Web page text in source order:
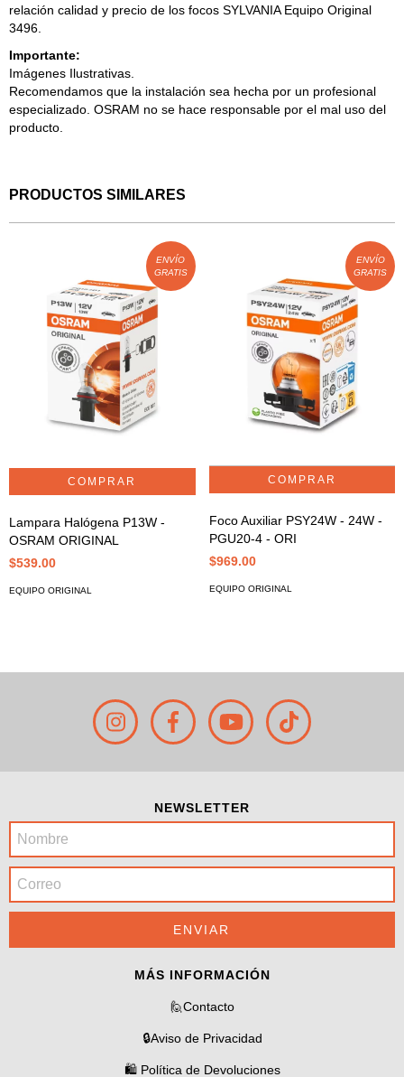
relación calidad y precio de los focos SYLVANIA Equipo Original
3496.
Importante:
Imágenes Ilustrativas.
Recomendamos que la instalación sea hecha por un profesional
especializado. OSRAM no se hace responsable por el mal uso del
producto.
PRODUCTOS SIMILARES
ENVÍO
GRATIS
Lampara Halógena P13W -
OSRAM ORIGINAL
$539.00
EQUIPO ORIGINAL
ENVÍO
GRATIS
Foco Auxiliar PSY24W - 24W -
PGU20-4 - ORI
$969.00
EQUIPO ORIGINAL
NEWSLETTER
MÁS INFORMACIÓN
🙋Contacto
🔒Aviso de Privacidad
🛍️ Política de Devoluciones